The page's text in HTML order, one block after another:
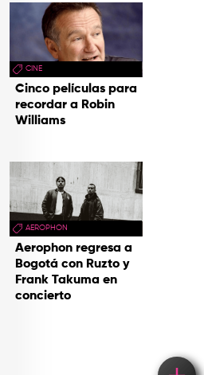
CINE
Cinco películas para
recordar a Robin
Williams
AEROPHON
Aerophon regresa a
Bogotá con Ruzto y
Frank Takuma en
concierto